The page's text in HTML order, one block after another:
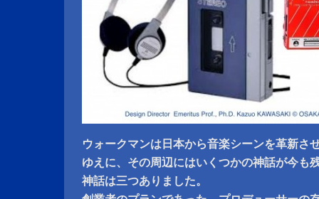
ウォークマンは日本から音楽シーンを革新さ
ゆえに、その周辺にはいくつかの神話が今も
神話は三つありました。